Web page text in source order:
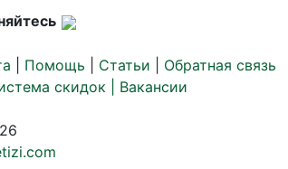
Помощь Статьи
Обратная связь
скидок | Вакансии